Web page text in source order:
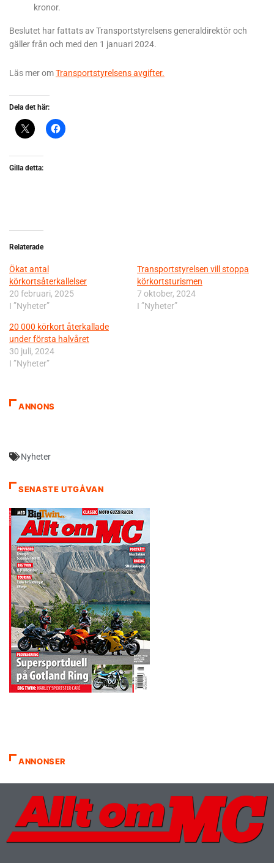
kronor.
Beslutet har fattats av Transportstyrelsens generaldirektör och
gäller från och med den 1 januari 2024.
Läs mer omTransportstyrelsens avgifter.
Dela det här:
Gilla detta:
Relaterade
Ökat antal
körkortsåterkallelser
20 februari, 2025
I ”Nyheter”
Transportstyrelsen vill stoppa
körkortsturismen
7 oktober, 2024
I ”Nyheter”
20 000 körkort återkallade
under första halvåret
30 juli, 2024
I ”Nyheter”
ANNONS
Nyheter
SENASTE UTGÅVAN
ANNONSER